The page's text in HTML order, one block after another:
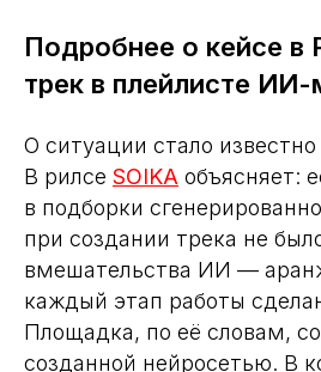
Подробнее о кейсе в
трек в плейлисте
О ситуации стало
В рилсе SOIKA объясняет:
в подборки
при создании трека не
вмешательства ИИ —
каждый этап работы
Площадка, по её словам,
созданной нейросетью. В